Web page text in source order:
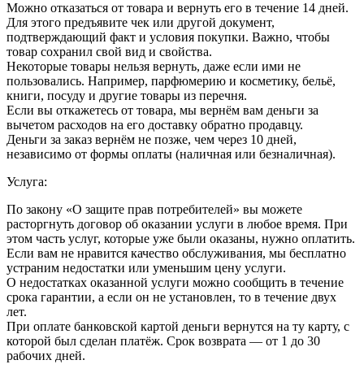
Можно отказаться от товара и вернуть его в течение 14 дней.
Для этого предъявите чек или другой документ,
подтверждающий факт и условия покупки. Важно, чтобы
товар сохранил свой вид и свойства.
Некоторые товары нельзя вернуть, даже если ими не
пользовались. Например, парфюмерию и косметику, бельё,
книги, посуду и другие товары из перечня.
Если вы откажетесь от товара, мы вернём вам деньги за
вычетом расходов на его доставку обратно продавцу.
Деньги за заказ вернём не позже, чем через 10 дней,
независимо от формы оплаты (наличная или безналичная).
Услуга:
По закону «О защите прав потребителей» вы можете
расторгнуть договор об оказании услуги в любое время. При
этом часть услуг, которые уже были оказаны, нужно оплатить.
Если вам не нравится качество обслуживания, мы бесплатно
устраним недостатки или уменьшим цену услуги.
О недостатках оказанной услуги можно сообщить в течение
срока гарантии, а если он не установлен, то в течение двух
лет.
При оплате банковской картой деньги вернутся на ту карту, с
которой был сделан платёж. Срок возврата — от 1 до 30
рабочих дней.